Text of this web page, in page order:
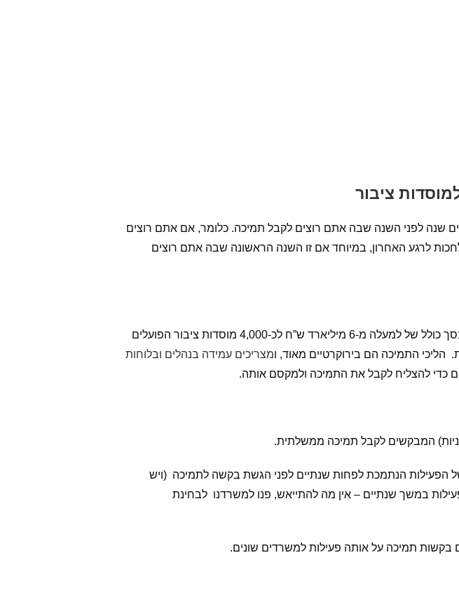
ציבור
לפני השנה שבה אתם רוצים לקבל תמיכה. כלומר, אם אתם רוצים
להתחיל להתארגן בשנת 2022 (!). לא כדאי לחכות לרגע האחרון, במיוחד אם זו השנה הראשונה שבה אתם רוצים
מדי שנה מעניקים משרדי הממשלה תמיכות מתקציב המדינה למוסדות ציבור, בסך כולל של למעלה מ-6 מיליארד ש”ח לכ-4,000 מוסדות ציבור הפועלים
התמיכה הם בירוקרטיים מאוד, ומצריכים עמידה בנהלים ובלוחות
כדי להצליח לקבל את התמיכה ולמקסם אותה.
המבקשים לקבל תמיכה ממשלתית.
הפעילות הנתמכת לפחות שנתיים לפני הגשת בקשה לתמיכה (ויש
במשך שנתיים – אין מה להתייאש, פנו למשרדנו לבחינת
בקשות תמיכה על אותה פעילות למשרדים שונים.